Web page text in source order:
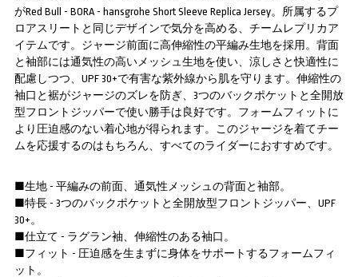
がRed Bull - BORA - hansgrohe Short Sleeve Replica Jersey。所属するプ
ロアスリートと同じデザインで気分を高める、チームレプリカア
イテムです。ジャージ前面に高伸縮性の平編み生地を採用。背面
と袖部には通気性の高いメッシュ生地を使い、涼しさと快適性に
配慮しつつ、UPF 30+で有害な紫外線から肌を守ります。伸縮性の
袖口と裾がジャージのズレを防ぎ、3つのバックポケットと全開放
型フロントジッパーで使い勝手は良好です。フォームフィットに
より圧迫感のない着心地が得られます。このジャージを着てチー
ムを応援するのはもちろん、すべてのライダーにおすすめです。
■生地 - 平編みの前面、通気性メッシュの背面と袖部。
■特長 - 3つのバックポケットと全開放型フロントジッパー、UPF
30+。
■仕立て - ラグラン袖、伸縮性のある袖口。
■フィット - 圧迫感を生まずに身体をサポートするフォームフィ
ット。